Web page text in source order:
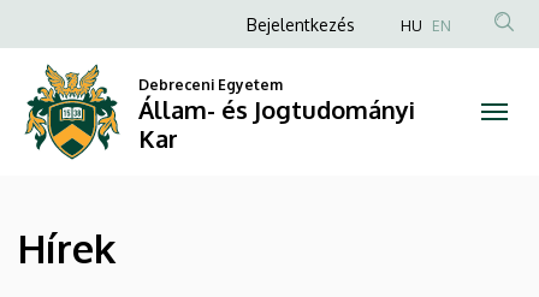
Állam-
Jogtudományi
Kar
a
tartalomra
Anonim
fiók
menüje
Bejelentkezés HU EN
Debreceni Egyetem
Állam- és Jogtudományi
Kar
Hírek